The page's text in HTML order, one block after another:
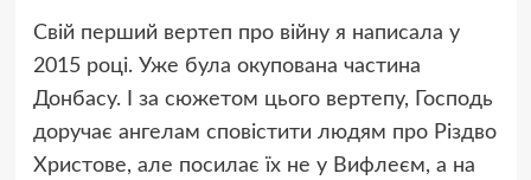
Свій перший вертеп про війну я написала у
2015 році. Уже була окупована частина
Донбасу. І за сюжетом цього вертепу, Господь
доручає ангелам сповістити людям про Різдво
Христове, але посилає їх не у Вифлеєм, а на